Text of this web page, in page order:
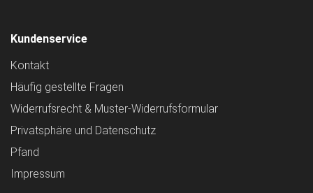
Kundenservice
Kontakt
Häufig gestellte Fragen
Widerrufsrecht & Muster-Widerrufsformular
Privatsphäre und Datenschutz
Pfand
Impressum